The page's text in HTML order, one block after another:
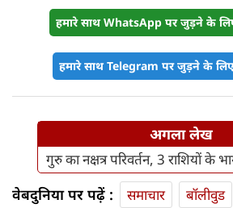
हमारे साथ WhatsApp पर जुड़ने के
हमारे साथ Telegram पर जुड़ने के
अगला लेख
गुरु का नक्षत्र परिवर्तन, 3 राशियों के
वेबदुनिया पर पढ़ें : समाचार बॉलीवुड